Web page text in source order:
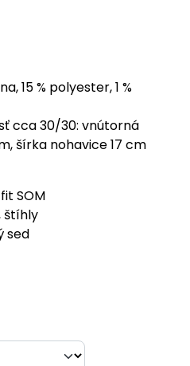
15 % polyester, 1 %
cca 30/30: vnútorná
šírka nohavice 17 cm
SOM
štíhly
sed